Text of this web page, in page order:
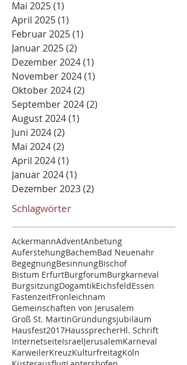
Mai 2025(1)
April 2025(1)
Februar 2025(1)
Januar 2025(2)
Dezember 2024(1)
November 2024(1)
Oktober 2024(2)
September 2024(2)
August 2024(1)
Juni 2024(2)
Mai 2024(2)
April 2024(1)
Januar 2024(1)
Dezember 2023(2)
Schlagwörter
AckermannAdventAnbetung
AuferstehungBachemBad Neuenahr
BegegnungBesinnungBischof
Bistum ErfurtBurgforumBurgkarneval
BurgsitzungDogamtikEichsfeldEssen
FastenzeitFronleichnam
Gemeinschaften von Jerusalem
Groß St. MartinGründungsjubiläum
Hausfest2017HaussprecherHl. Schrift
InternetseiteIsraelJerusalemKarneval
KarweilerKreuzKulturfreitagKöln